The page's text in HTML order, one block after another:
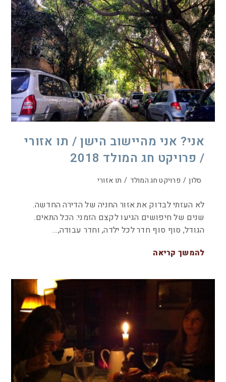
אני? אני מהיישוב הישן / תו אזורי
/ פרויקט חג המולד 2018
סלון / פרויקט חג המולד / תו אזורי
לא העזתי לבדוק את אזור החניה של הדירה החדשה.
שנים של חיפושים הגיעו לקצם הזמני: הכל התאים.
הגודל, סוף סוף חדר לכל ילדה, וחדר עבודה,…
להמשך קריאה